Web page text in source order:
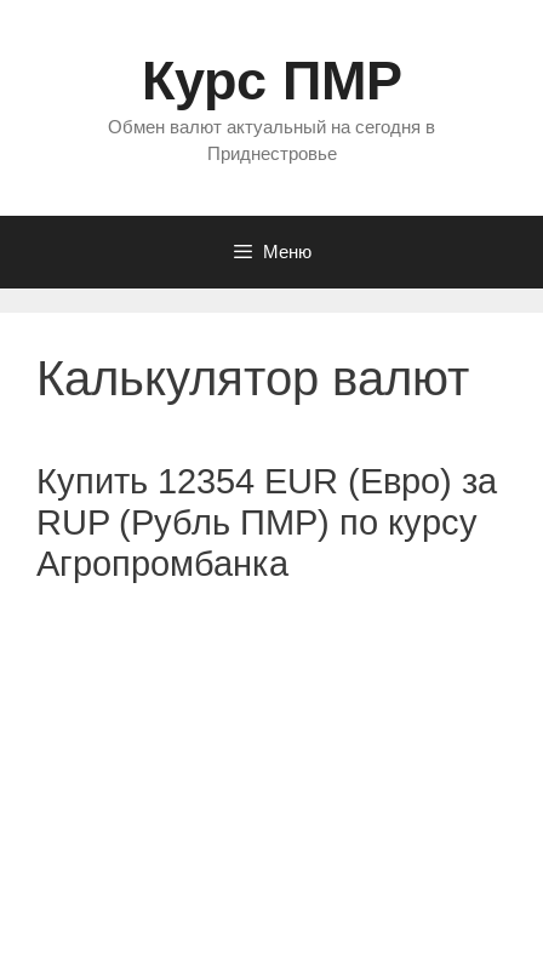
Курс ПМР
Обмен валют актуальный на сегодня в
Приднестровье
Меню
Калькулятор валют
Купить 12354 EUR (Евро) за
RUP (Рубль ПМР) по курсу
Агропромбанка